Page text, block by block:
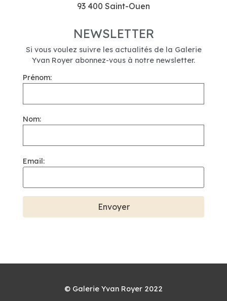
93 400 Saint-Ouen
NEWSLETTER
Si vous voulez suivre les actualités de la Galerie
Yvan Royer abonnez-vous à notre newsletter.
Prénom:
Nom:
Email:
© Galerie Yvan Royer 2022